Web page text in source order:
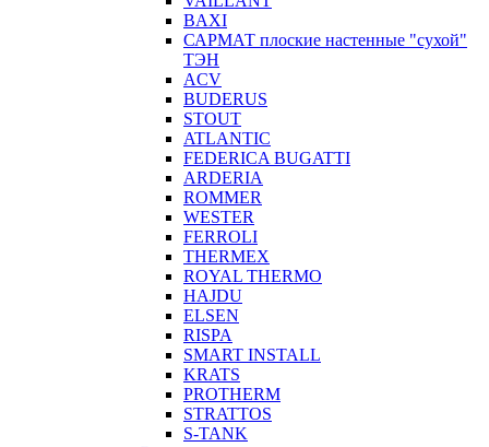
BAXI
САРМАТ плоские настенные "сухой"
ТЭН
ACV
BUDERUS
STOUT
ATLANTIC
FEDERICA BUGATTI
ARDERIA
ROMMER
WESTER
FERROLI
THERMEX
ROYAL THERMO
HAJDU
ELSEN
RISPA
SMART INSTALL
KRATS
PROTHERM
STRATTOS
S-TANK